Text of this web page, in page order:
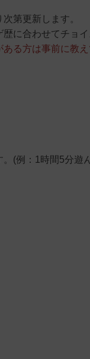
第更新します。
に合わせてチョ
る方は事前に教
(例：1時間5分遊